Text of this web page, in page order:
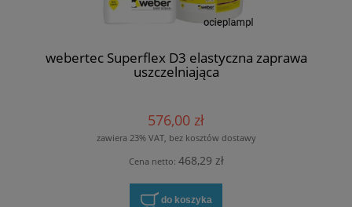
webertec Superflex D3 elastyczna zaprawa
uszczelniająca
576,00 zł
zawiera 23% VAT, bez kosztów dostawy
Cena netto: 468,29 zł
do koszyka